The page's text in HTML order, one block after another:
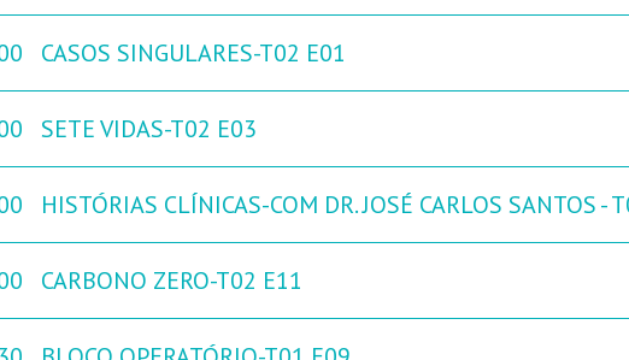
CASOS SINGULARES-T02 E01
SETE VIDAS-T02 E03
HISTÓRIAS CLÍNICAS-COM DR. JOSÉ CARLOS SANTOS -
CARBONO ZERO-T02 E11